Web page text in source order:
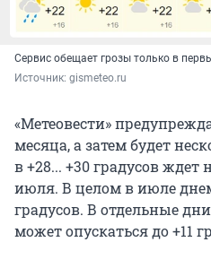
Сервис обещает грозы только в
Источник: gismeteo.ru
«Метеовести»
месяца, а затем будет
в +28... +30 градусов ждет
июля. В целом в июле
градусов. В отдельные
может опускаться до +11